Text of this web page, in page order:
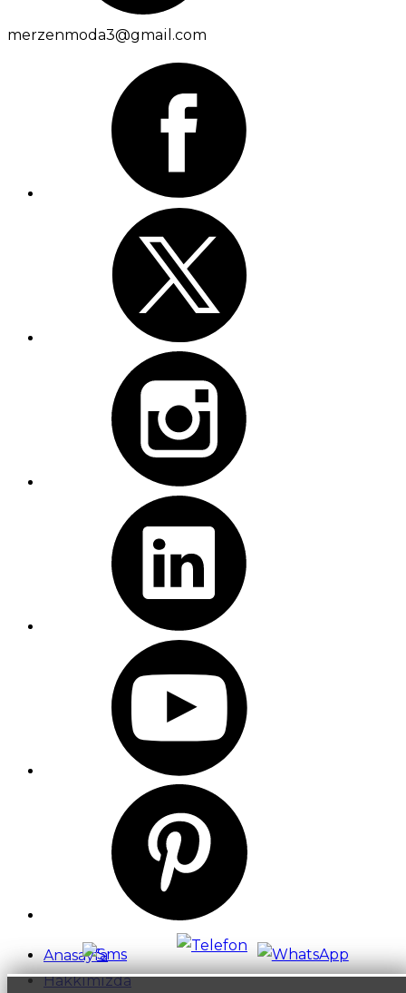
merzenmoda3@gmail.com
Anasayfa
Hakkımızda